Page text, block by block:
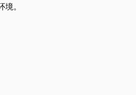
境。